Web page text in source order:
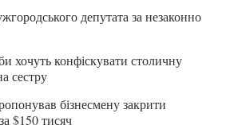
депутата за незаконно
хочуть конфіскувати столичну
сестру
бізнесмену закрити
$150 тисяч